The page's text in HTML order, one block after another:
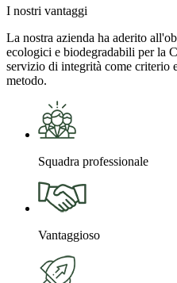
I nostri vantaggi
La nostra azienda ha aderito
ecologici e biodegradabili per la
servizio di integrità come criterio
metodo.
Squadra professionale
Vantaggioso